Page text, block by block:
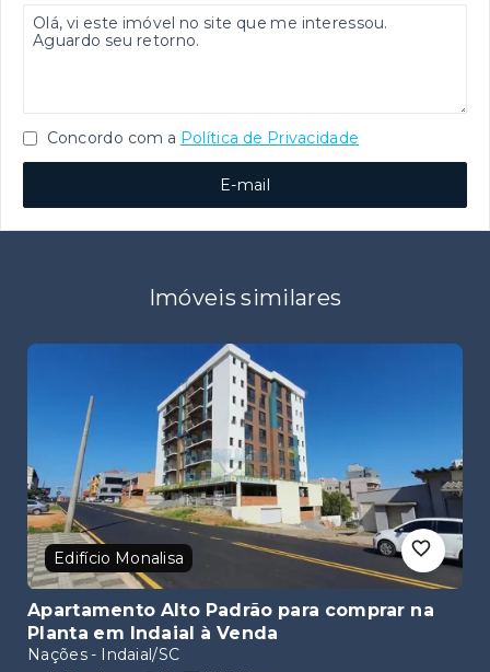
Concordo com a Política de Privacidade
E-mail
Imóveis similares
Edifício Monalisa
Apartamento Alto Padrão para comprar na
Planta em Indaial à Venda
Nações - Indaial/SC